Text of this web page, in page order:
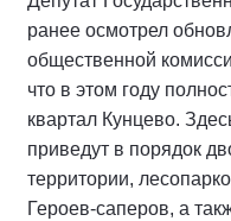
ранее осмотрел
общественной
что в этом году
квартал Кунцево.
приведут в порядок
территории,
Героев-саперов, а